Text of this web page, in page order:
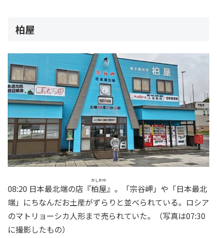
柏屋
08:20 日本最北端の店『柏屋
かしわや
』。「宗谷岬」や「日本最北
端」にちなんだお土産がずらりと並べられている。ロシア
のマトリョーシカ人形まで売られていた。（写真は07:30
に撮影したもの）